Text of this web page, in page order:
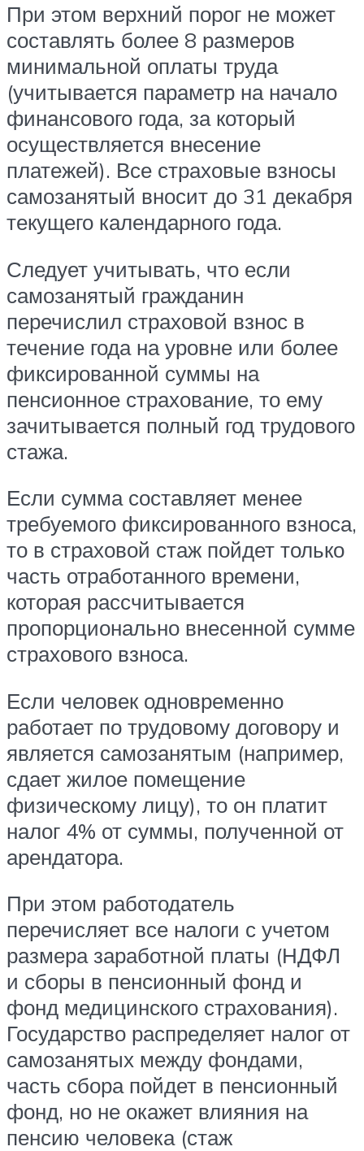
При этом верхний порог не может
составлять более 8 размеров
минимальной оплаты труда
(учитывается параметр на начало
финансового года, за который
осуществляется внесение
платежей). Все страховые взносы
самозанятый вносит до 31 декабря
текущего календарного года.
Следует учитывать, что если
самозанятый гражданин
перечислил страховой взнос в
течение года на уровне или более
фиксированной суммы на
пенсионное страхование, то ему
зачитывается полный год трудового
стажа.
Если сумма составляет менее
требуемого фиксированного взноса,
то в страховой стаж пойдет только
часть отработанного времени,
которая рассчитывается
пропорционально внесенной сумме
страхового взноса.
Если человек одновременно
работает по трудовому договору и
является самозанятым (например,
сдает жилое помещение
физическому лицу), то он платит
налог 4% от суммы, полученной от
арендатора.
При этом работодатель
перечисляет все налоги с учетом
размера заработной платы (НДФЛ
и сборы в пенсионный фонд и
фонд медицинского страхования).
Государство распределяет налог от
самозанятых между фондами,
часть сбора пойдет в пенсионный
фонд, но не окажет влияния на
пенсию человека (стаж